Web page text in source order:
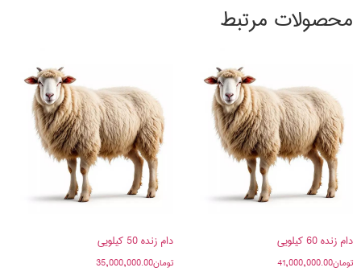
محصولات مرتبط
دام زنده 60 کیلویی
تومان41,000,000.00
دام زنده 50 کیلویی
تومان35,000,000.00